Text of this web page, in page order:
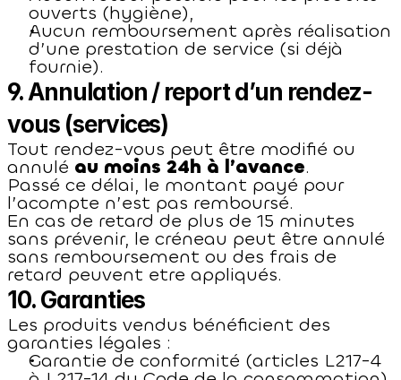
ouverts (hygiène),
Aucun remboursement après réalisation
d’une prestation de service (si déjà
fournie).
9. Annulation / report d’un rendez-
vous (services)
Tout rendez-vous peut être modifié ou
annulé au moins 24h à l’avance.
Passé ce délai, le montant payé pour
l’acompte n’est pas remboursé.
En cas de retard de plus de 15 minutes
sans prévenir, le créneau peut être annulé
sans remboursement ou des frais de
retard peuvent etre appliqués.
10. Garanties
Les produits vendus bénéficient des
garanties légales :
Garantie de conformité (articles L217-4